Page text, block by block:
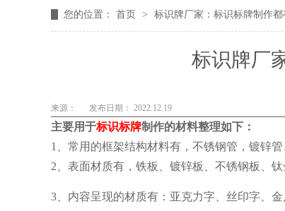
您的位置： 首页 > 标识牌厂家：标识标牌制作都
标识牌厂
来源： 发布日期： 2022.12.19
主要用于标识标牌制作的材料整理如下：
1、常用的框架结构材料有，不锈钢管，镀锌
2、表面材质有，铁板、镀锌板、不锈钢板、
3、内容呈现的材质有：亚克力字、丝印字、